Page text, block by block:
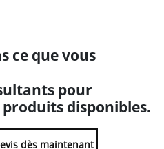
ce que vous
pour
disponibles.
dès maintenant